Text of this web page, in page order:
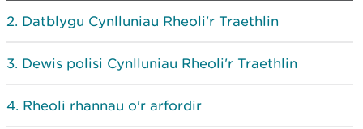
Datblygu Cynlluniau Rheoli'r Traethlin
Dewis polisi Cynlluniau Rheoli'r Traethlin
Rheoli rhannau o'r arfordir